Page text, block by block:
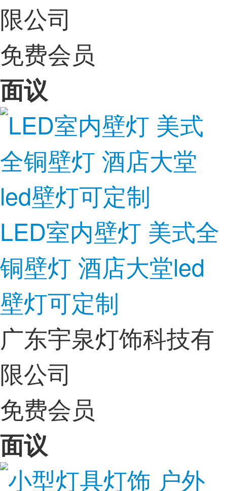
限公司
免费会员
面议
LED室内壁灯 美式全
铜壁灯 酒店大堂led
壁灯可定制
广东宇泉灯饰科技有
限公司
免费会员
面议